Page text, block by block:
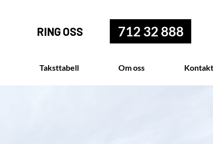
RING OSS 712 32 888
Taksttabell Om oss